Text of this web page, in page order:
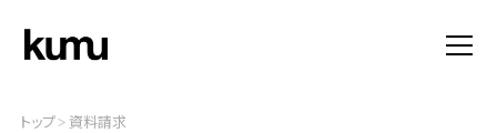
トップ>資料請求